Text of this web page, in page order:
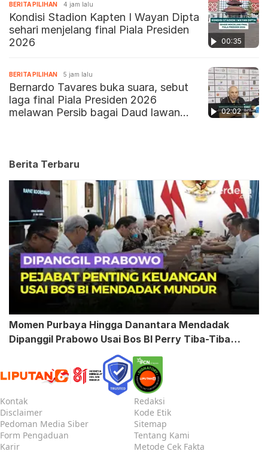
00:35
BERITA PILIHAN 4 jam lalu
Kondisi Stadion Kapten I Wayan Dipta
sehari menjelang final Piala Presiden
2026
02:02
BERITA PILIHAN 5 jam lalu
Bernardo Tavares buka suara, sebut
laga final Piala Presiden 2026
melawan Persib bagai Daud lawan
Berita Terbaru
Momen Purbaya Hingga Danantara Mendadak
Dipanggil Prabowo Usai Bos BI Perry Tiba-Tiba
Kontak
Redaksi
Disclaimer
Kode Etik
Pedoman Media Siber
Sitemap
Form Pengaduan
Tentang Kami
Karir
Metode Cek Fakta